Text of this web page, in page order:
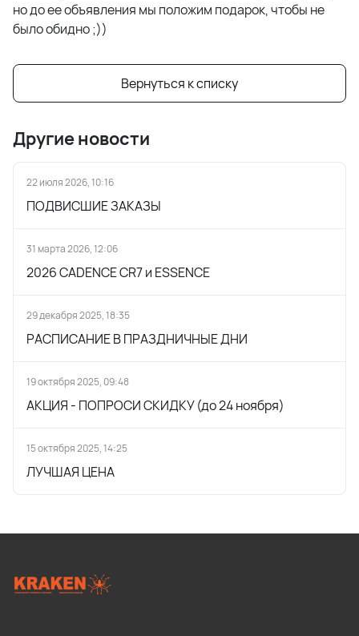
но до ее объявления мы положим подарок, чтобы не
было обидно ;))
Вернуться к списку
Другие новости
22 июля 2026, 10:16
ПОДВИСШИЕ ЗАКАЗЫ
31 марта 2026, 12:06
2026 CADENCE CR7 и ESSENCE
29 декабря 2025, 18:35
РАСПИСАНИЕ В ПРАЗДНИЧНЫЕ ДНИ
19 октября 2025, 09:48
АКЦИЯ - ПОПРОСИ СКИДКУ (до 24 ноября)
15 октября 2025, 14:25
ЛУЧШАЯ ЦЕНА